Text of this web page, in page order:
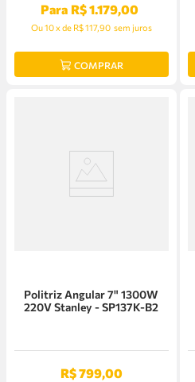
Para R$1.179,00
Ou10xde R$ 117,90 sem juros
COMPRAR
Politriz Angular 7" 1300W
220V Stanley - SP137K-B2
R$799,00